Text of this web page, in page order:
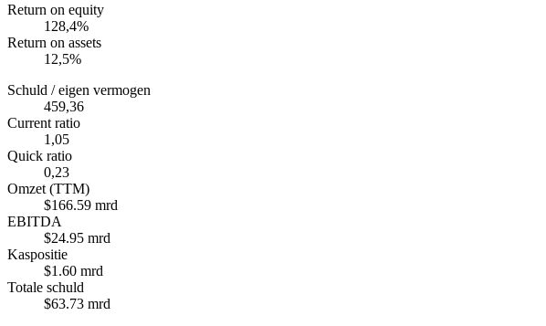
Return on equity
128,4%
Return on assets
12,5%
Schuld / eigen vermogen
459,36
Current ratio
1,05
Quick ratio
0,23
Omzet (TTM)
$166.59 mrd
EBITDA
$24.95 mrd
Kaspositie
$1.60 mrd
Totale schuld
$63.73 mrd